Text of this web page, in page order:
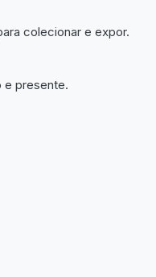
colecionar e expor.
e presente.